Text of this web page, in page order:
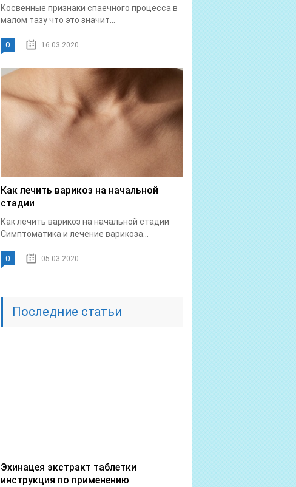
Косвенные признаки спаечного процесса в
малом тазу что это значит...
0 16.03.2020
Как лечить варикоз на начальной
стадии
Как лечить варикоз на начальной стадии
Симптоматика и лечение варикоза...
0 05.03.2020
Последние статьи
Эхинацея экстракт таблетки
инструкция по применению